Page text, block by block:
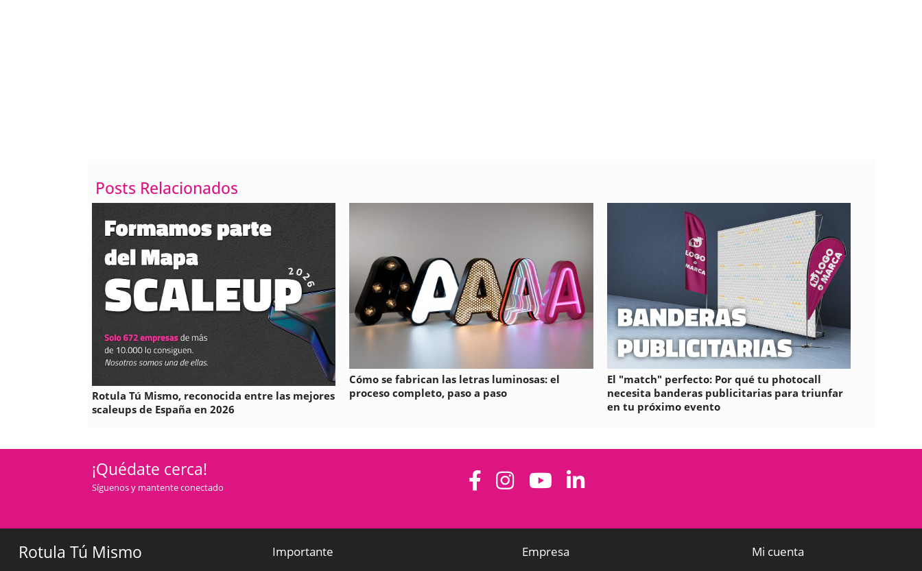
Posts Relacionados
Rotula Tú Mismo, reconocida entre las mejores
scaleups de España en 2026
Cómo se fabrican las letras luminosas: el
proceso completo, paso a paso
El "match" perfecto: Por qué tu photocall
necesita banderas publicitarias para triunfar
en tu próximo evento
¡Quédate cerca!
Síguenos y mantente conectado
Rotula Tú Mismo Importante Empresa Mi cuenta